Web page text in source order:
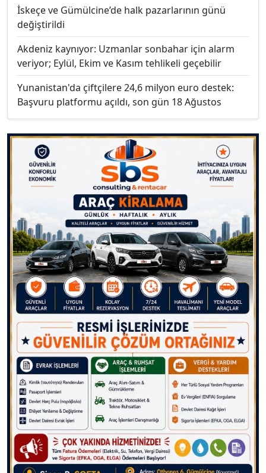
İskeçe ve Gümülcine’de halk pazarlarının günü
değiştirildi
Akdeniz kaynıyor: Uzmanlar sonbahar için alarm
veriyor; Eylül, Ekim ve Kasım tehlikeli geçebilir
Yunanistan'da çiftçilere 24,6 milyon euro destek:
Başvuru platformu açıldı, son gün 18 Ağustos